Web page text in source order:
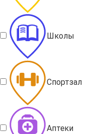
Школы
Спортзал
Аптеки